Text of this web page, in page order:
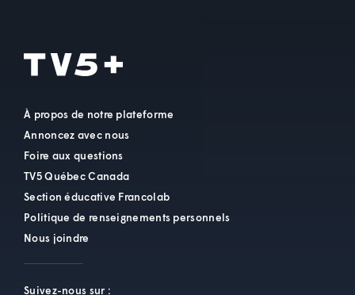
À propos de notre plateforme
Annoncez avec nous
Foire aux questions
TV5 Québec Canada
Section éducative Francolab
Politique de renseignements personnels
Nous joindre
Suivez-nous sur :